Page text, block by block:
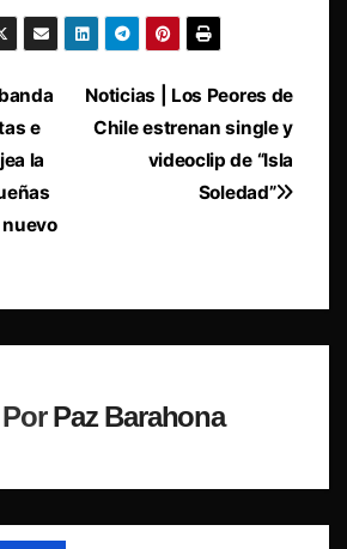
Noticias | Los Peores de
Chile estrenan single y
videoclip de “Isla
Soledad”
e
la
PorPaz Barahona